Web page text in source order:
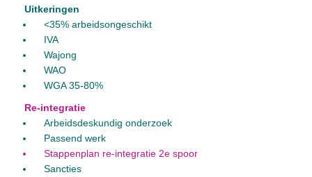
Uitkeringen
<35% arbeidsongeschikt
IVA
Wajong
WAO
WGA 35-80%
Re-integratie
Arbeidsdeskundig onderzoek
Passend werk
Stappenplan re-integratie 2e spoor
Sancties